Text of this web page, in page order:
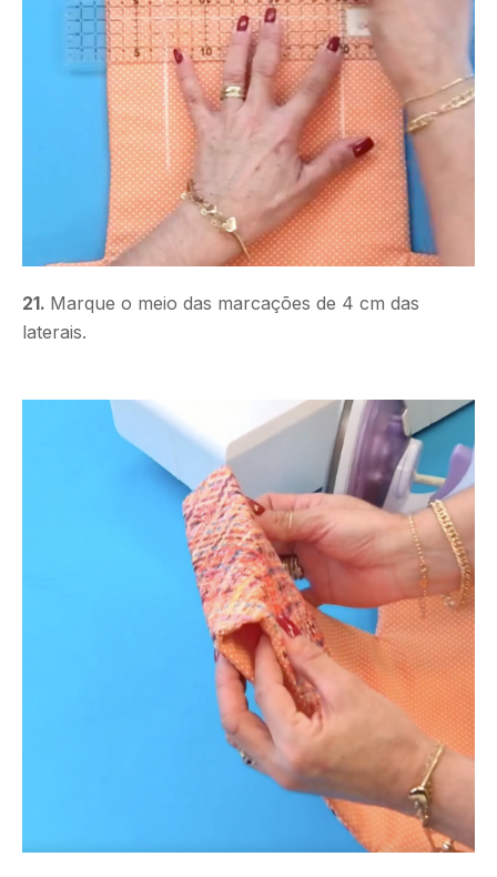
21. Marque o meio das marcações de 4 cm das
laterais.